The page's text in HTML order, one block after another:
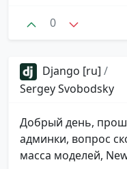
0
Django [ru] /
Sergey Svobodsky
Добрый день,
админки, вопрос
масса моделей,